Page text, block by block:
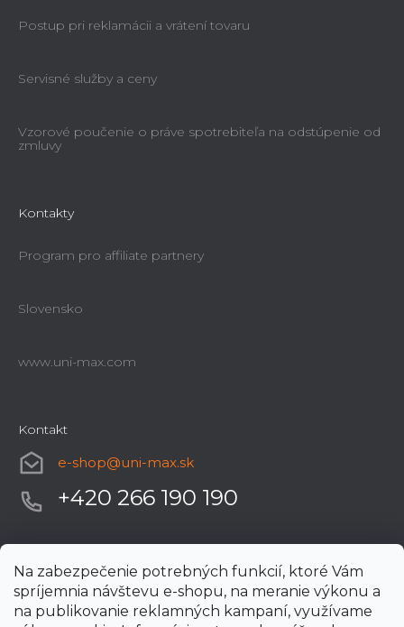
Na zabezpečenie potrebných funkcií, ktoré Vám
spríjemnia návštevu e-shopu, na meranie výkonu a
na publikovanie reklamných kampaní, využívame
Postup pri reklamácii a vrátení tovaru
Servisné služby a ceny
Vzorové poučenie o práve spotrebiteľa na odstúpenie od
zmluvy
Kontakty
Program pro affiliate partnery
Slovensko
www.uni-max.com
Kontakt
e-shop@uni-max.sk
+420 266 190 190